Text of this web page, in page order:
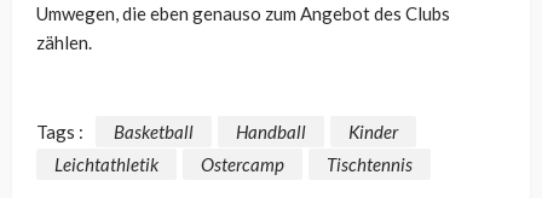
Umwegen, die eben genauso zum Angebot des Clubs
zählen.
Tags : Basketball Handball
Kinder
Leichtathletik
Ostercamp Tischtennis